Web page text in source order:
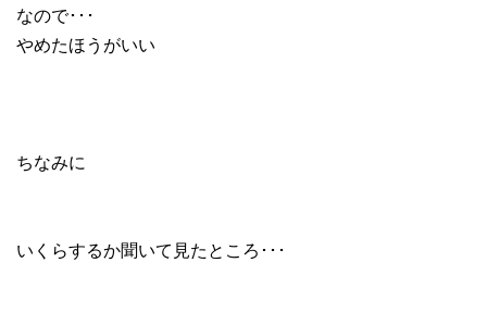
なので･･･
やめたほうがいい
ちなみに
いくらするか聞いて見たところ･･･